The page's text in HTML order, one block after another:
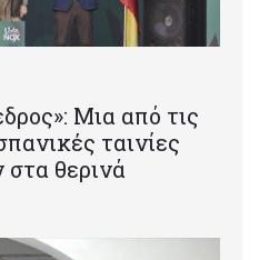
Mια από τις
ταινίες
θερινά